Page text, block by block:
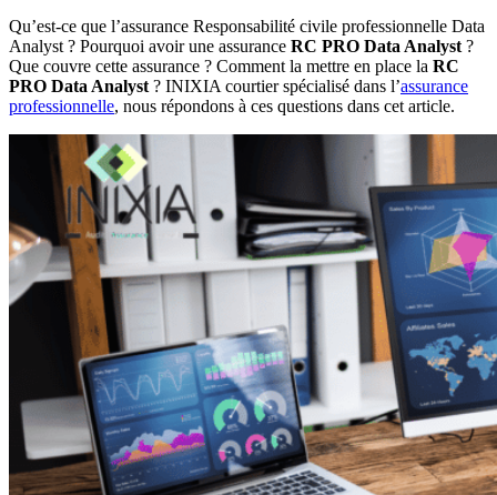
Qu’est-ce que l’assurance Responsabilité civile professionnelle Data
Analyst ? Pourquoi avoir une assurance RC PRO Data Analyst ?
Que couvre cette assurance ? Comment la mettre en place la RC
PRO Data Analyst ? INIXIA courtier spécialisé dans l’assurance
professionnelle, nous répondons à ces questions dans cet article.